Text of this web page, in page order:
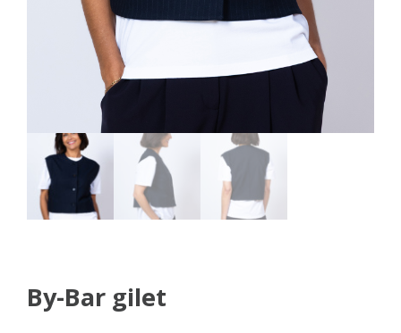
By-Bar gilet